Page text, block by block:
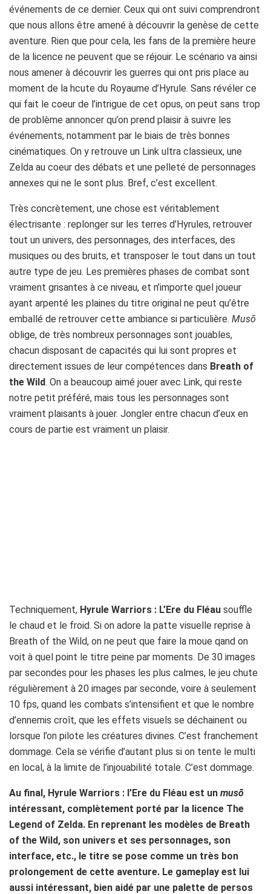
événements de ce dernier. Ceux qui ont suivi comprendront
que nous allons être amené à découvrir la genèse de cette
aventure. Rien que pour cela, les fans de la première heure
de la licence ne peuvent que se réjouir. Le scénario va ainsi
nous amener à découvrir les guerres qui ont pris place au
moment de la hcute du Royaume d’Hyrule. Sans révéler ce
qui fait le coeur de l’intrigue de cet opus, on peut sans trop
de problème annoncer qu’on prend plaisir à suivre les
événements, notamment par le biais de très bonnes
cinématiques. On y retrouve un Link ultra classieux, une
Zelda au coeur des débats et une pelleté de personnages
annexes qui ne le sont plus. Bref, c’est excellent.
Très concrètement, une chose est véritablement
électrisante : replonger sur les terres d’Hyrules, retrouver
tout un univers, des personnages, des interfaces, des
musiques ou des bruits, et transposer le tout dans un tout
autre type de jeu. Les premières phases de combat sont
vraiment grisantes à ce niveau, et n’importe quel joueur
ayant arpenté les plaines du titre original ne peut qu’être
emballé de retrouver cette ambiance si particulière. Musō
oblige, de très nombreux personnages sont jouables,
chacun disposant de capacités qui lui sont propres et
directement issues de leur compétences dans Breath of
the Wild. On a beaucoup aimé jouer avec Link, qui reste
notre petit préféré, mais tous les personnages sont
vraiment plaisants à jouer. Jongler entre chacun d’eux en
cours de partie est vraiment un plaisir.
Techniquement, Hyrule Warriors : L’Ere du Fléau souffle
le chaud et le froid. Si on adore la patte visuelle reprise à
Breath of the Wild, on ne peut que faire la moue qand on
voit à quel point le titre peine par moments. De 30 images
par secondes pour les phases les plus calmes, le jeu chute
régulièrement à 20 images par seconde, voire à seulement
10 fps, quand les combats s’intensifient et que le nombre
d’ennemis croît, que les effets visuels se déchainent ou
lorsque l’on pilote les créatures divines. C’est franchement
dommage. Cela se vérifie d’autant plus si on tente le multi
en local, à la limite de l’injouabilité totale. C’est dommage.
Au final, Hyrule Warriors : l’Ere du Fléau est un musō
intéressant, complètement porté par la licence The
Legend of Zelda. En reprenant les modèles de Breath
of the Wild, son univers et ses personnages, son
interface, etc., le titre se pose comme un très bon
prolongement de cette aventure. Le gameplay est lui
aussi intéressant, bien aidé par une palette de persos